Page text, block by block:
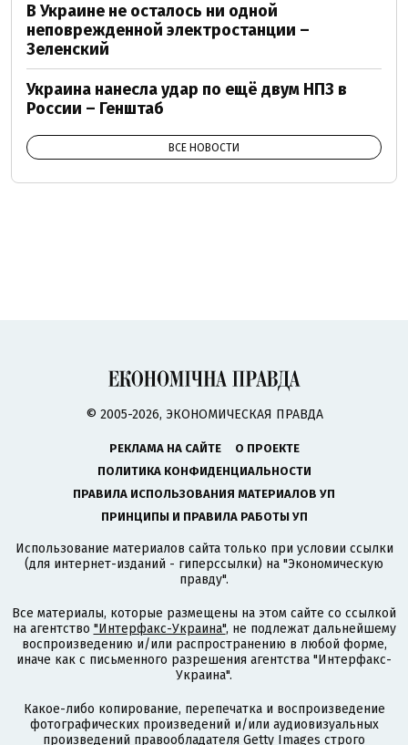
В Украине не осталось ни одной
неповрежденной электростанции –
Зеленский
Украина нанесла удар по ещё двум НПЗ в
России – Генштаб
ВСЕ НОВОСТИ
© 2005-2026, ЭКОНОМИЧЕСКАЯ ПРАВДА
РЕКЛАМА НА САЙТЕ
О ПРОЕКТЕ
ПОЛИТИКА КОНФИДЕНЦИАЛЬНОСТИ
ПРАВИЛА ИСПОЛЬЗОВАНИЯ МАТЕРИАЛОВ УП
ПРИНЦИПЫ И ПРАВИЛА РАБОТЫ УП
Использование материалов сайта только при условии ссылки
(для интернет-изданий - гиперссылки) на "Экономическую
правду".
Все материалы, которые размещены на этом сайте со ссылкой
на агентство "Интерфакс-Украина", не подлежат дальнейшему
воспроизведению и/или распространению в любой форме,
иначе как с письменного разрешения агентства "Интерфакс-
Украина".
Какое-либо копирование, перепечатка и воспроизведение
фотографических произведений и/или аудиовизуальных
произведений правообладателя Getty Images строго